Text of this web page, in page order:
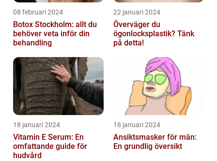
08 februari 2024
Botox Stockholm: allt du
behöver veta inför din
behandling
22 januari 2024
Överväger du
ögonlocksplastik? Tänk
på detta!
18 januari 2024
Vitamin E Serum: En
omfattande guide för
hudvård
18 januari 2024
Ansiktsmasker för män:
En grundlig översikt